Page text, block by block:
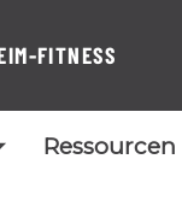
FITNESS
Ressourcen